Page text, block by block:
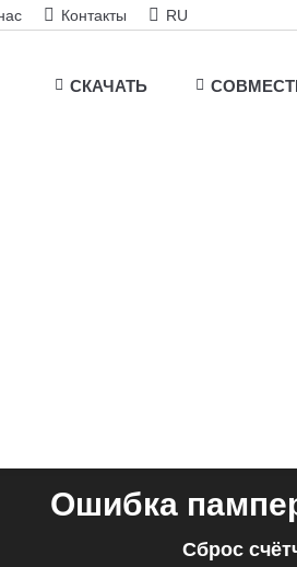
Контакты RU
СКАЧАТЬ
Ошибка
Сброс